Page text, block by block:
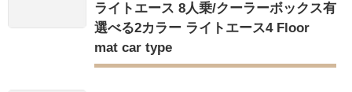
ライトエース 8人乗/クーラーボックス有
選べる2カラー ライトエース4 Floor
mat car type